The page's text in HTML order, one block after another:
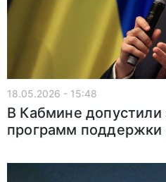
18.05.2026 - 15:48
В Кабмине допустили
программ поддержки